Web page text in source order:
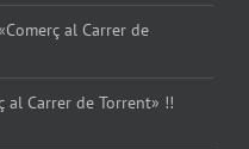
al Carrer de
al Carrer de Torrent» !!